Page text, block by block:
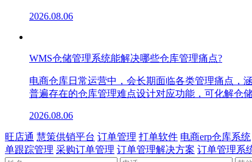
2026.08.06
WMS仓储管理系统能解决哪些仓库管理痛点?
电商仓库日常运营中，会长期面临各类管理痛点，
普遍存在的仓库管理难点设计对应功能，可化解仓
2026.08.06
旺店通 慧策供销平台 订单管理 打单软件 电商erp仓库系统
单跟踪管理 采购订单管理 订单管理解决方案 订单管理系